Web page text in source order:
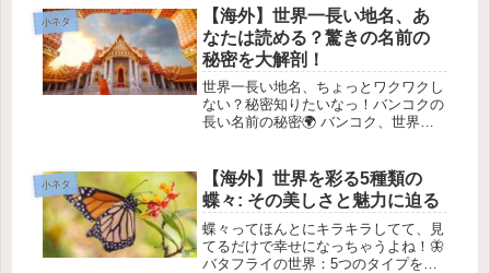
小ネタ
【海外】世界一長い地名、あ
なたは読める？驚きの名前の
秘密を大解剖！
世界一長い地名、ちょっとワクワクし
ない？秘密知りたいなっ！バンコクの
長い名前の秘密🌍 バンコク、世界一
よ！ 🏆 でも、知ってる？それって
「バンコク」と呼ばれる名前じゃなく
て、...
小ネタ
【海外】世界を彩る5種類の
蝶々: その美しさと魅力に迫る
蝶々ってほんとにキラキラしてて、見
てるだけで幸せになっちゃうよね！🦋
バタフライの世界：5つのタイプを知